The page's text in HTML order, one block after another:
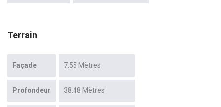
Terrain
Façade 7.55 Mètres
Profondeur 38.48 Mètres